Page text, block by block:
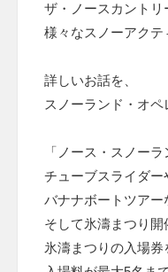
ザ・ノースカント
様々なスノーアクテ
詳しいお話を、
スノーランド・オ
「ノース・スノー
チューブスライダ
バナナボートツア
そして氷濤まつり開
氷濤まつりの入場券